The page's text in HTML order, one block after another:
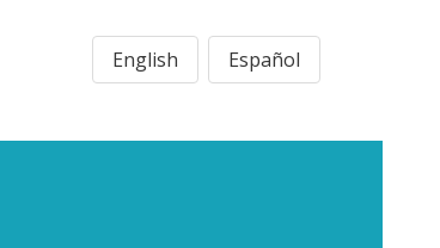
English Español